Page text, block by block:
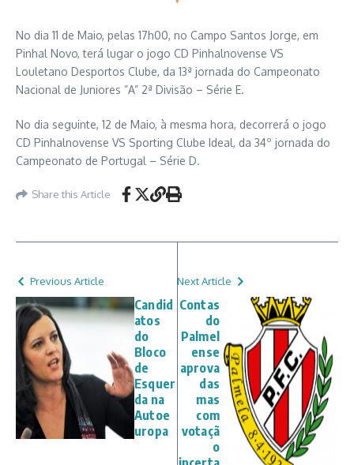
No dia 11 de Maio, pelas 17h00, no Campo Santos Jorge, em
Pinhal Novo, terá lugar o jogo CD Pinhalnovense VS
Louletano Desportos Clube, da 13ª jornada do Campeonato
Nacional de Juniores ”A” 2ª Divisão – Série E.
No dia seguinte, 12 de Maio, à mesma hora, decorrerá o jogo
CD Pinhalnovense VS Sporting Clube Ideal, da 34º jornada do
Campeonato de Portugal – Série D.
Share this Article
Previous Article
Candid
atos
do
Bloco
de
Esquer
da na
Autoe
uropa
Next Article
Contas
do
Palmel
ense
aprova
das
mas
com
votaçã
o